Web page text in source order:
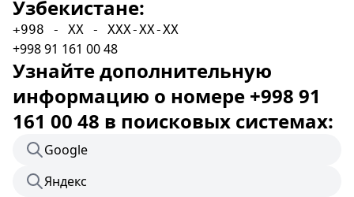
Узбекистане:
+998 - XX - XXX-XX-XX
+998 91 161 00 48
Узнайте дополнительную
информацию о номере +998 91
161 00 48 в поисковых системах:
Google
Яндекс